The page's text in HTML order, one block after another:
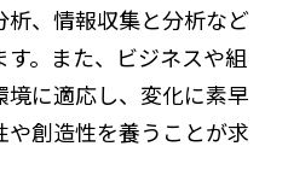
析、情報収集と分析など
。また、ビジネスや組
に適応し、変化に素早
創造性を養うことが求